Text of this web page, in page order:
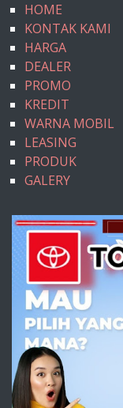
HOME
KONTAK KAMI
HARGA
DEALER
PROMO
KREDIT
WARNA MOBIL
LEASING
PRODUK
GALERY